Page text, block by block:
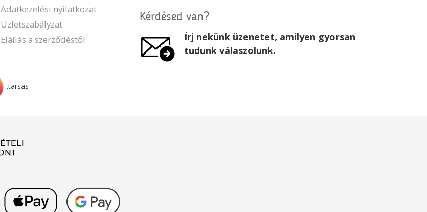
Adatkezelési nyilatkozat
Üzletszabályzat
Elállás a szerződéstől
Kérdésed van?
Írj nekünk üzenetet, amilyen gyorsan
tudunk válaszolunk.
.tarsas